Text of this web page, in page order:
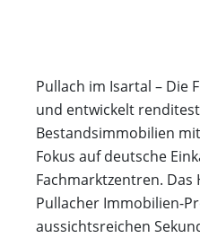
Pullach im Isartal – Die
und entwickelt
Bestandsimmobilien
Fokus auf deutsche
Fachmarktzentren.
Pullacher Immobilien-
aussichtsreichen